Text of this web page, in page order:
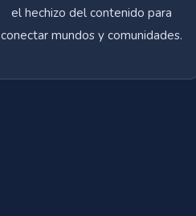
el hechizo del contenido para
conectar mundos y comunidades.